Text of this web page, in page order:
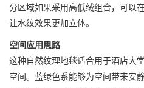
分区域如果采用高低绒组合，可以
让水纹效果更加立体。
空间应用思路
这种自然纹理地毯适合用于酒店大
空间。蓝绿色系能够为空间带来安